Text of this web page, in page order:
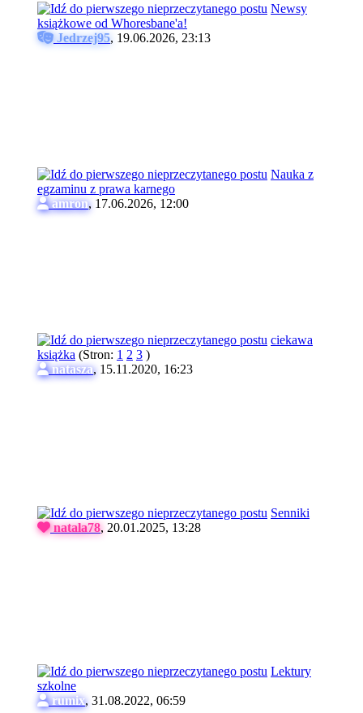
Newsy
książkowe od Whoresbane'a!
Jedrzej95, 19.06.2026, 23:13
Nauka z
egzaminu z prawa karnego
amron, 17.06.2026, 12:00
ciekawa
książka (Stron: 1 2 3 )
natasza, 15.11.2020, 16:23
Senniki
natala78, 20.01.2025, 13:28
Lektury
szkolne
rumix, 31.08.2022, 06:59